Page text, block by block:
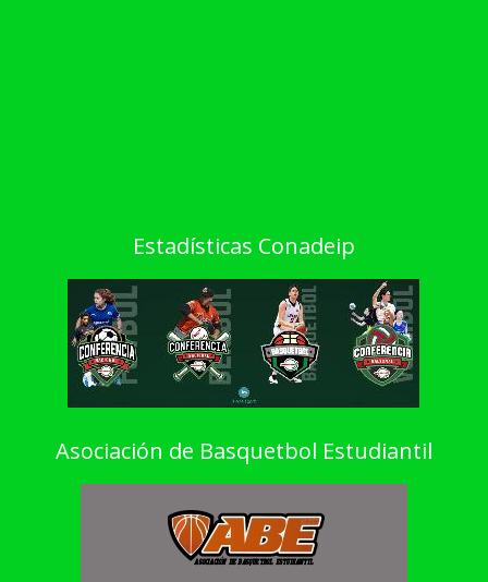
Estadísticas Conadeip
Asociación de Basquetbol Estudiantil